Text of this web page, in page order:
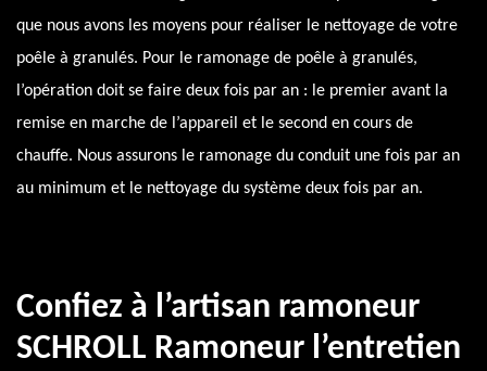
que nous avons les moyens pour réaliser le nettoyage de votre
poêle à granulés. Pour le ramonage de poêle à granulés,
l’opération doit se faire deux fois par an : le premier avant la
remise en marche de l’appareil et le second en cours de
chauffe. Nous assurons le ramonage du conduit une fois par an
au minimum et le nettoyage du système deux fois par an.
Confiez à l’artisan ramoneur
SCHROLL Ramoneur l’entretien